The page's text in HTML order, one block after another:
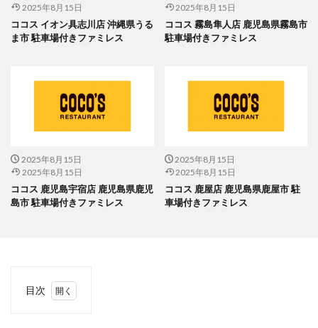
2025年8月15日
ココス イオン具志川店 沖縄県うる
ま市 駐車場付きファミレス
2025年8月15日
ココス 霧島隼人店 鹿児島県霧島市
駐車場付きファミレス
2025年8月15日
2025年8月15日
ココス 鹿児島宇宿店 鹿児島県鹿児
島市 駐車場付きファミレス
2025年8月15日
2025年8月15日
ココス 鹿屋店 鹿児島県鹿屋市 駐
車場付きファミレス
目次